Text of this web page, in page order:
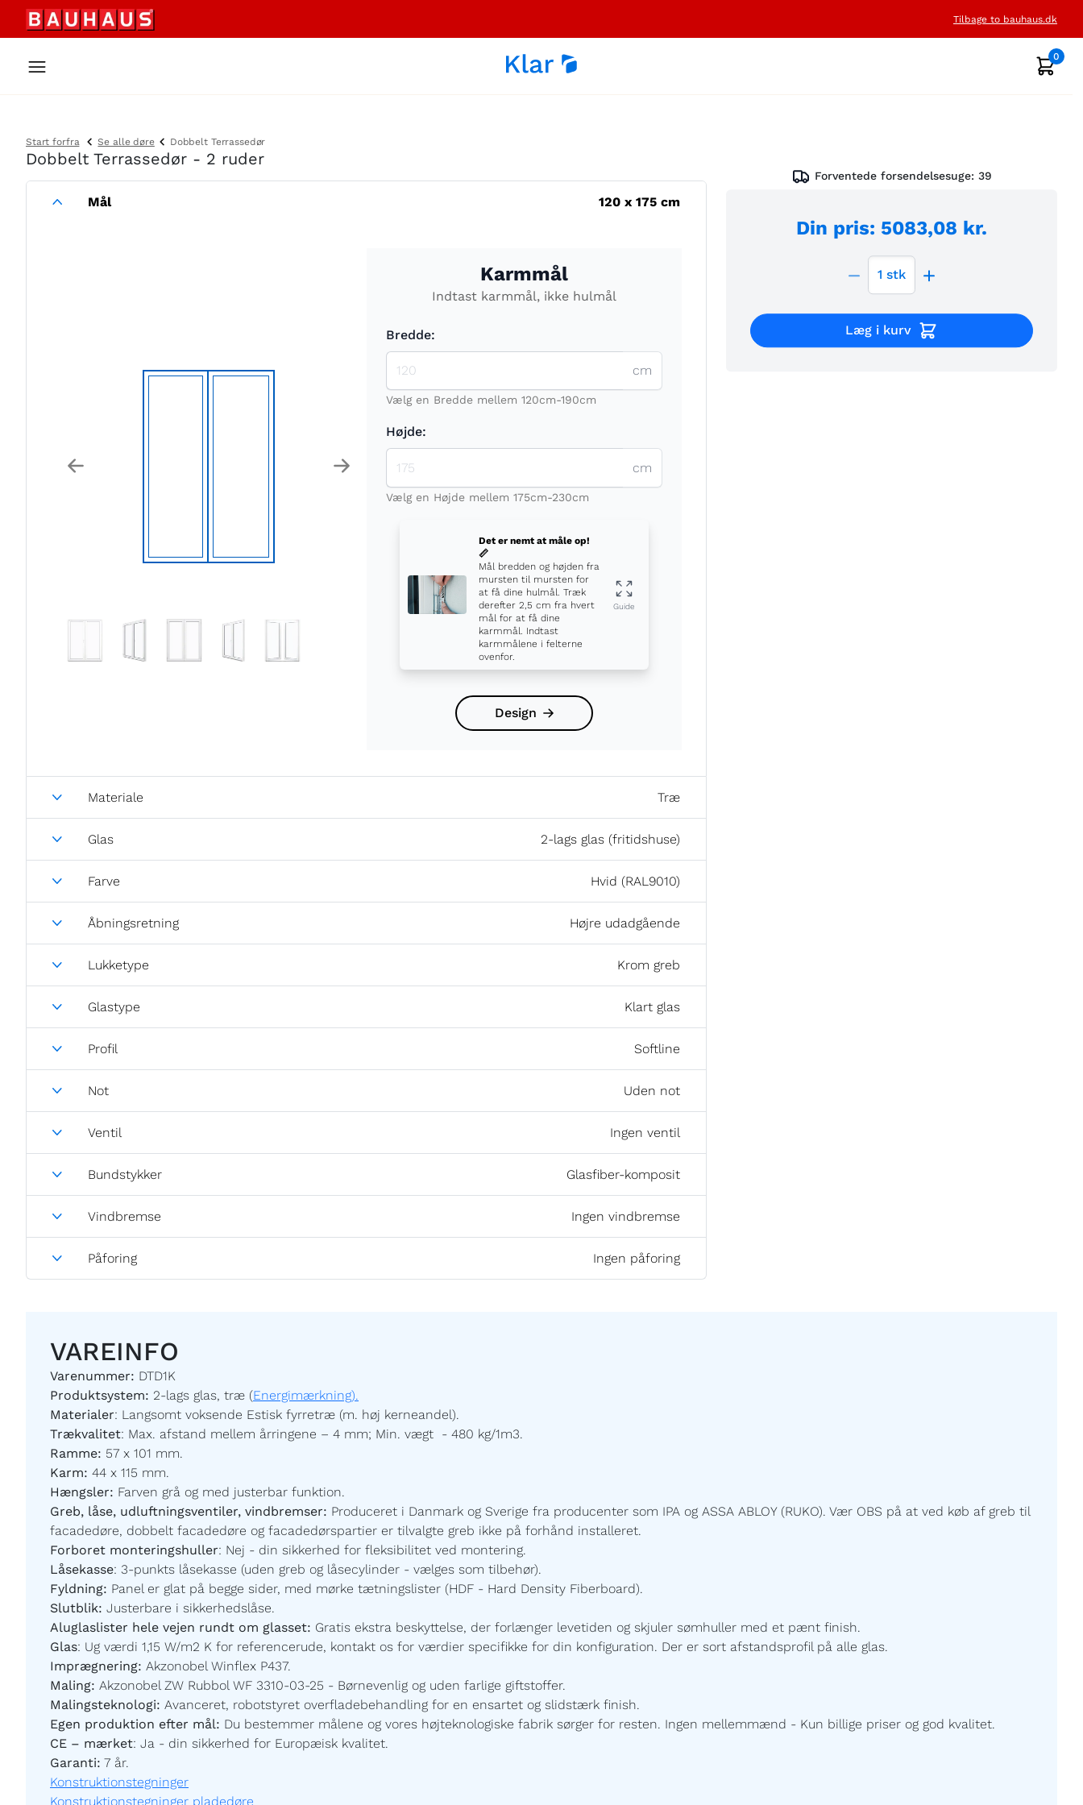
Tilbage to bauhaus.dk
0
Start forfra Se alle døre Dobbelt Terrassedør
Dobbelt Terrassedør - 2 ruder
Mål 120 x175 cm
Previous Next
Karmmål
Indtast karmmål, ikke hulmål
Bredde:
cm
Vælg en Bredde mellem 120cm-190cm
Højde:
cm
Vælg en Højde mellem 175cm-230cm
Det er nemt at måle op!
📏
Mål bredden og højden fra
mursten til mursten for
at få dine hulmål. Træk
derefter 2,5 cm fra hvert
mål for at få dine
karmmål. Indtast
karmmålene i felterne
ovenfor.
Guide
Design
Materiale Træ
Glas 2-lags glas (fritidshuse)
Farve Hvid (RAL9010)
Åbningsretning Højre udadgående
Lukketype Krom greb
Glastype Klart glas
Profil Softline
Not Uden not
Ventil Ingen ventil
Bundstykker Glasfiber-komposit
Vindbremse Ingen vindbremse
Påforing Ingen påforing
Forventede forsendelsesuge: 39
Din pris: 5083,08 kr.
1 stk
Læg i kurv
VAREINFO
Varenummer: DTD1K
Produktsystem: 2-lags glas, træ (Energimærkning).
Materialer: Langsomt voksende Estisk fyrretræ (m. høj kerneandel).
Trækvalitet: Max. afstand mellem årringene – 4 mm; Min. vægt - 480 kg/1m3.
Ramme: 57 x 101 mm.
Karm: 44 x 115 mm.
Hængsler: Farven grå og med justerbar funktion.
Greb, låse, udluftningsventiler, vindbremser: Produceret i Danmark og Sverige fra producenter som IPA og ASSA ABLOY (RUKO). Vær OBS på at ved køb af greb til
facadedøre, dobbelt facadedøre og facadedørspartier er tilvalgte greb ikke på forhånd installeret.
Forboret monteringshuller: Nej - din sikkerhed for fleksibilitet ved montering.
Låsekasse: 3-punkts låsekasse (uden greb og låsecylinder - vælges som tilbehør).
Fyldning: Panel er glat på begge sider, med mørke tætningslister (HDF - Hard Density Fiberboard).
Slutblik: Justerbare i sikkerhedslåse.
Aluglaslister hele vejen rundt om glasset: Gratis ekstra beskyttelse, der forlænger levetiden og skjuler sømhuller med et pænt finish.
Glas: Ug værdi 1,15 W/m2 K for referencerude, kontakt os for værdier specifikke for din konfiguration. Der er sort afstandsprofil på alle glas.
Imprægnering: Akzonobel Winflex P437.
Maling: Akzonobel ZW Rubbol WF 3310-03-25 - Børnevenlig og uden farlige giftstoffer.
Malingsteknologi: Avanceret, robotstyret overfladebehandling for en ensartet og slidstærk finish.
Egen produktion efter mål: Du bestemmer målene og vores højteknologiske fabrik sørger for resten. Ingen mellemmænd - Kun billige priser og god kvalitet.
CE – mærket: Ja - din sikkerhed for Europæisk kvalitet.
Garanti: 7 år.
Konstruktionstegninger
Konstruktionstegninger pladedøre